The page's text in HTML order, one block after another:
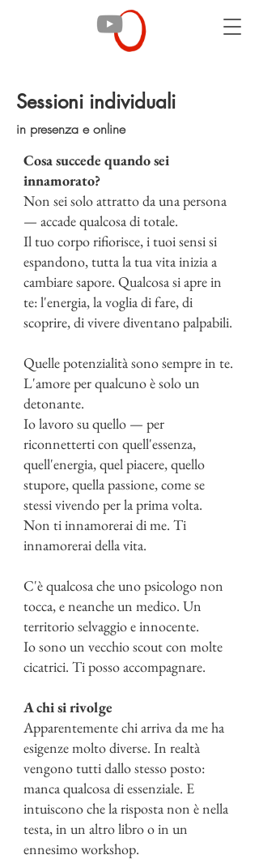
Sessioni individuali
in presenza e online
Cosa succede quando sei
innamorato?
Non sei solo attratto da una persona
— accade qualcosa di totale.
Il tuo corpo rifiorisce, i tuoi sensi si
espandono, tutta la tua vita inizia a
cambiare sapore. Qualcosa si apre in
te: l'energia, la voglia di fare, di
scoprire, di vivere diventano palpabili.
Quelle potenzialità sono sempre in te.
L'amore per qualcuno è solo un
detonante.
Io lavoro su quello — per
riconnetterti con quell'essenza,
quell'energia, quel piacere, quello
stupore, quella passione, come se
stessi vivendo per la prima volta.
Non ti innamorerai di me. Ti
innamorerai della vita.
C'è qualcosa che uno psicologo non
tocca, e neanche un medico. Un
territorio selvaggio e innocente.
Io sono un vecchio scout con molte
cicatrici. Ti posso accompagnare.
A chi si rivolge
Apparentemente chi arriva da me ha
esigenze molto diverse. In realtà
vengono tutti dallo stesso posto:
manca qualcosa di essenziale. E
intuiscono che la risposta non è nella
testa, in un altro libro o in un
ennesimo workshop.